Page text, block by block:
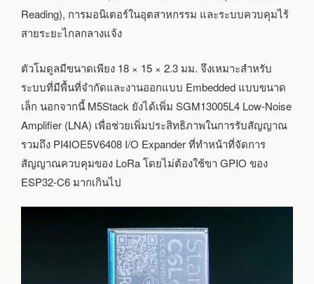
Reading), การมอนิเตอร์ในอุตสาหกรรม และระบบควบคุมไร้
สายระยะไกลกลางแจ้ง
ตัวโมดูลมีขนาดเพียง 18 × 15 × 2.3 มม. จึงเหมาะสำหรับ
ระบบที่มีพื้นที่จำกัดและงานออกแบบ Embedded แบบขนาด
เล็ก นอกจากนี้ M5Stack ยังได้เพิ่ม SGM13005L4 Low-Noise
Amplifier (LNA) เพื่อช่วยเพิ่มประสิทธิภาพในการรับสัญญาณ
รวมถึง PI4IOE5V6408 I/O Expander ที่ทำหน้าที่จัดการ
สัญญาณควบคุมของ LoRa โดยไม่ต้องใช้ขา GPIO ของ
ESP32-C6 มากเกินไป